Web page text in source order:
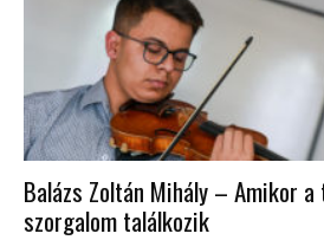
Balázs Zoltán Mihály – Amikor
szorgalom találkozik